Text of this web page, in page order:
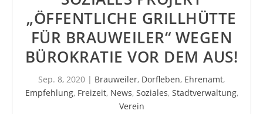
„ÖFFENTLICHE GRILLHÜTTE
FÜR BRAUWEILER“ WEGEN
BÜROKRATIE VOR DEM AUS!
Sep. 8, 2020 | Brauweiler, Dorfleben, Ehrenamt,
Empfehlung, Freizeit, News, Soziales, Stadtverwaltung,
Verein